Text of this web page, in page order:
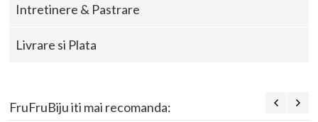
Intretinere & Pastrare
Livrare si Plata
FruFruBiju iti mai recomanda: